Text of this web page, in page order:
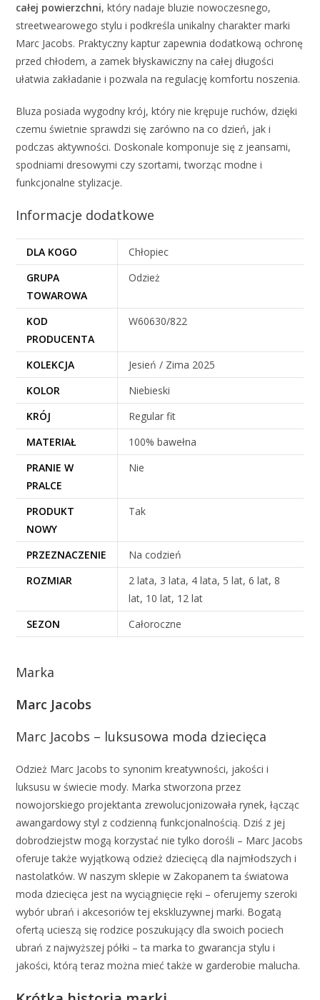
całej powierzchni, który nadaje bluzie nowoczesnego,
streetwearowego stylu i podkreśla unikalny charakter marki
Marc Jacobs. Praktyczny kaptur zapewnia dodatkową ochronę
przed chłodem, a zamek błyskawiczny na całej długości
ułatwia zakładanie i pozwala na regulację komfortu noszenia.
Bluza posiada wygodny krój, który nie krępuje ruchów, dzięki
czemu świetnie sprawdzi się zarówno na co dzień, jak i
podczas aktywności. Doskonale komponuje się z jeansami,
spodniami dresowymi czy szortami, tworząc modne i
funkcjonalne stylizacje.
Informacje dodatkowe
DLA KOGO
Chłopiec
GRUPA
TOWAROWA
Odzież
KOD
PRODUCENTA
W60630/822
KOLEKCJA
Jesień / Zima 2025
KOLOR
Niebieski
KRÓJ
Regular fit
MATERIAŁ
100% bawełna
PRANIE W
PRALCE
Nie
PRODUKT
NOWY
Tak
PRZEZNACZENIE
Na codzień
ROZMIAR
2 lata, 3 lata, 4 lata, 5 lat, 6 lat, 8
lat, 10 lat, 12 lat
SEZON
Całoroczne
Marka
Marc Jacobs
Marc Jacobs – luksusowa moda dziecięca
Odzież Marc Jacobs to synonim kreatywności, jakości i
luksusu w świecie mody. Marka stworzona przez
nowojorskiego projektanta zrewolucjonizowała rynek, łącząc
awangardowy styl z codzienną funkcjonalnością. Dziś z jej
dobrodziejstw mogą korzystać nie tylko dorośli – Marc Jacobs
oferuje także wyjątkową odzież dziecięcą dla najmłodszych i
nastolatków. W naszym sklepie w Zakopanem ta światowa
moda dziecięca jest na wyciągnięcie ręki – oferujemy szeroki
wybór ubrań i akcesoriów tej ekskluzywnej marki. Bogatą
ofertą ucieszą się rodzice poszukujący dla swoich pociech
ubrań z najwyższej półki – ta marka to gwarancja stylu i
jakości, którą teraz można mieć także w garderobie malucha.